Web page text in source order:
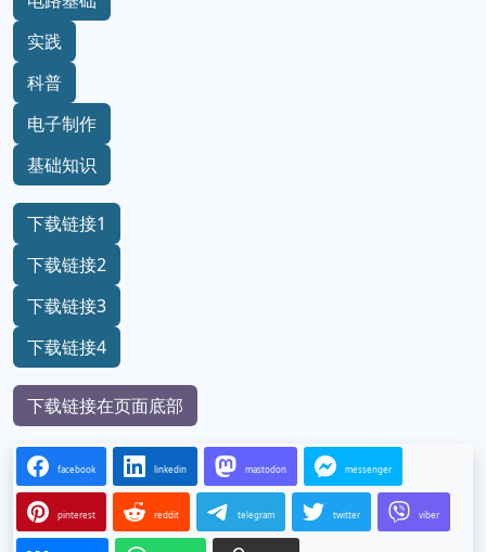
实践
科普
电子制作
基础知识
下载链接1
下载链接2
下载链接3
下载链接4
下载链接在页面底部
facebook linkedin mastodon messenger
pinterest reddit telegram twitter viber